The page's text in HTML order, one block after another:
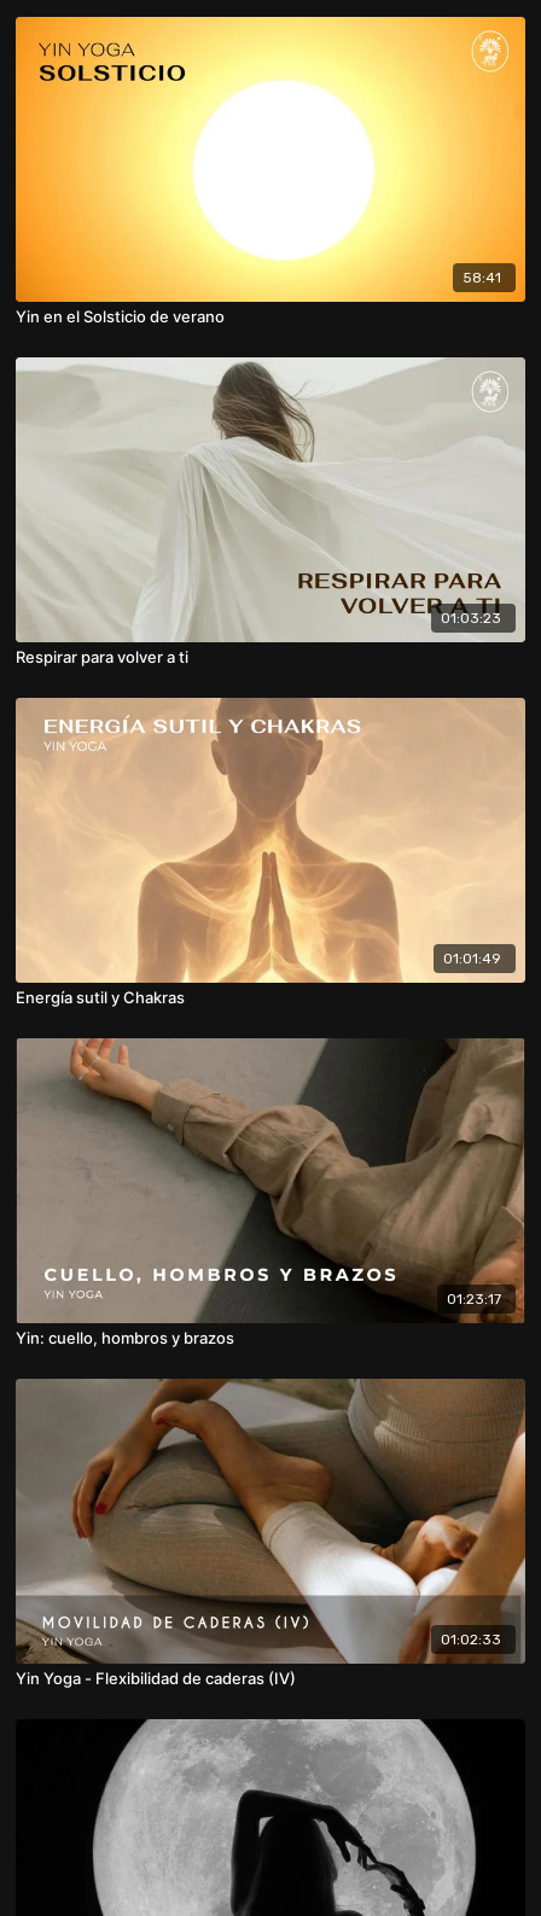
58:41
Yin en el Solsticio de verano
01:03:23
Respirar para volver a ti
01:01:49
Energía sutil y Chakras
01:23:17
Yin: cuello, hombros y brazos
01:02:33
Yin Yoga - Flexibilidad de caderas (IV)